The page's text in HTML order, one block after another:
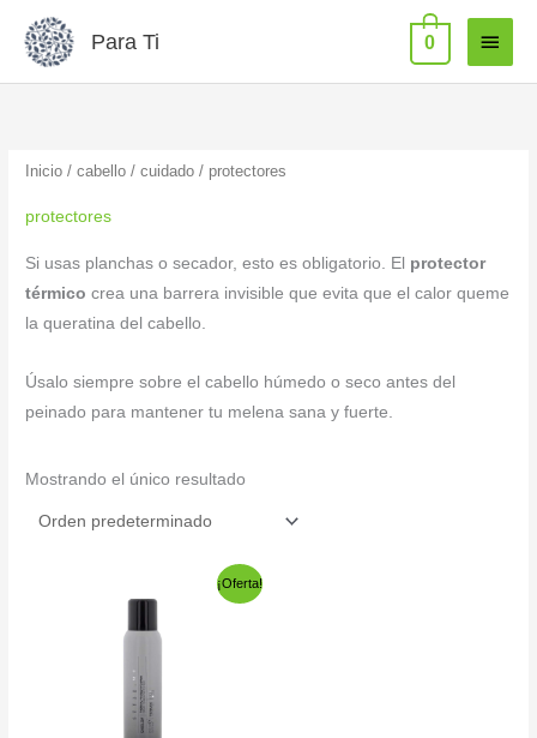
Para Ti 0
Inicio /cabello /cuidado / protectores
protectores
Si usas planchas o secador, esto es obligatorio. El protector
térmico crea una barrera invisible que evita que el calor queme
la queratina del cabello.
Úsalo siempre sobre el cabello húmedo o seco antes del
peinado para mantener tu melena sana y fuerte.
Mostrando el único resultado
¡Oferta!
precio
es: